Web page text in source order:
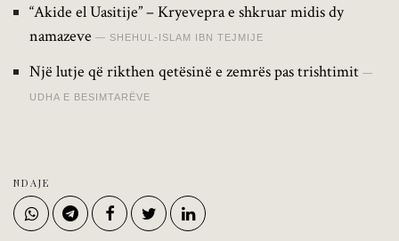
“Akide el Uasitije” – Kryevepra e shkruar midis dy
namazeve
SHEHUL-ISLAM IBN TEJMIJE
Një lutje që rikthen qetësinë e zemrës pas trishtimit
UDHA E BESIMTARËVE
NDAJE